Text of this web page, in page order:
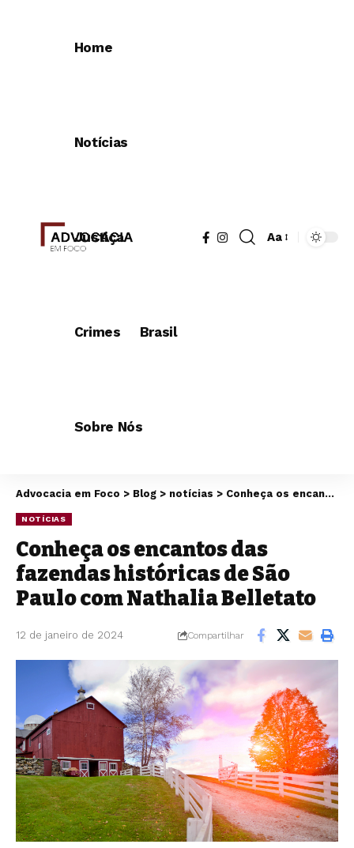
Home
Notícias
Justiça
Crimes Brasil
Sobre Nós
Aa
Advocacia em Foco > Blog > notícias > Conheça os encantos das fazendas históricas de São Paulo com Nathalia Belletato
NOTÍCIAS
Conheça os encantos das
fazendas históricas de São
Paulo com Nathalia Belletato
12 de janeiro de 2024 Compartilhar